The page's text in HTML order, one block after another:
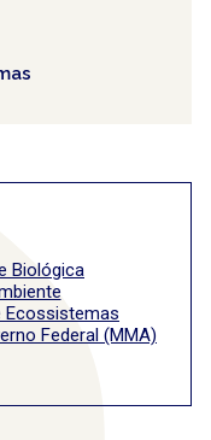
Biológica
Ecossistemas
Federal (MMA)